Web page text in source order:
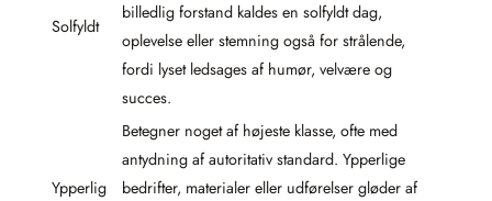
Solfyldt
billedlig forstand kaldes en solfyldt dag,
oplevelse eller stemning også for strålende,
fordi lyset ledsages af humør, velvære og
succes.
Ypperlig
Betegner noget af højeste klasse, ofte med
antydning af autoritativ standard. Ypperlige
bedrifter, materialer eller udførelser gløder af